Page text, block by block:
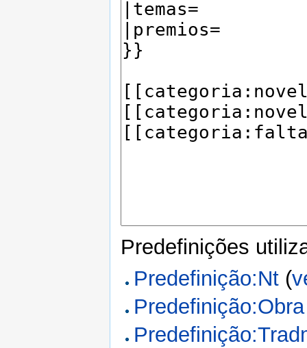
Predefinições
Predefinição:Nt (
Predefinição:Obra